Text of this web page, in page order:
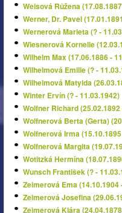
Weisová Růžena
Werner, Dr. Pavel
Wernerová Marieta (? -
Wiesnerová Kornelie
Wilhelm Max (17.06.1886 -
Wilhelmová Emilie (? -
Wilhelmová Matylda
Winter Ervín (? - 11.03.1942)
Wolfner Richard (25.02.1892
Wolfnerová Berta (Gerta)
Wolfnerová Irma
Wolfnerová Margita
Wotitzká Hermína
Wunsch František (? -
Zeimerová Ema (14.10.1904
Zeimerová Josefina
Zeimerová Klára